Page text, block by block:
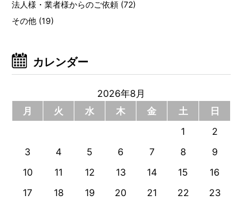
法人様・業者様からのご依頼 (72)
その他 (19)
カレンダー
2026年8月
月
火 水 木 金 土
日
1
2
3
4 5 6 7 8
9
10
11 12 13 14 15
16
17
18 19 20 21 22
23